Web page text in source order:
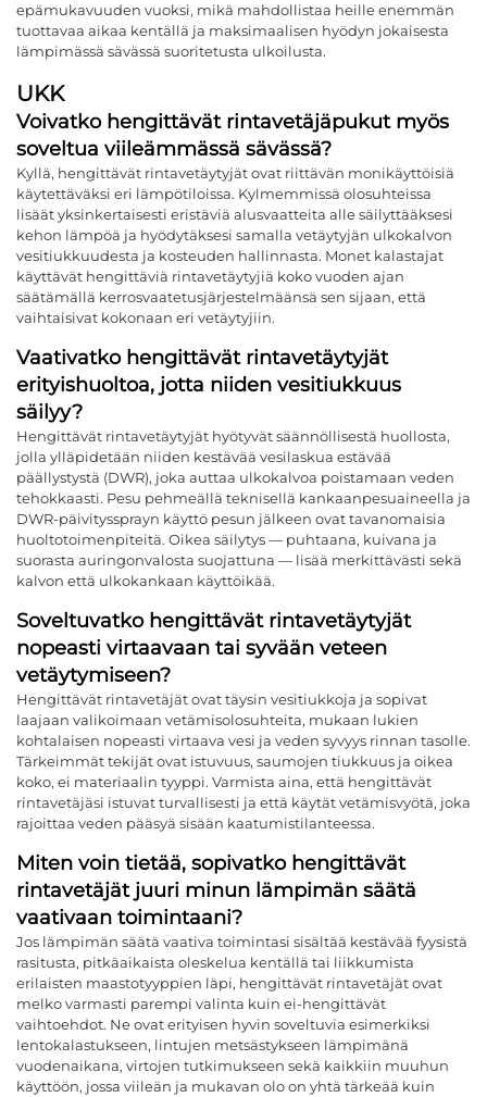
epämukavuuden vuoksi, mikä mahdollistaa heille enemmän
tuottavaa aikaa kentällä ja maksimaalisen hyödyn jokaisesta
lämpimässä sävässä suoritetusta ulkoilusta.
UKK
Voivatko hengittävät rintavetäjäpukut myös
soveltua viileämmässä sävässä?
Kyllä, hengittävät rintavetäytyjät ovat riittävän monikäyttöisiä
käytettäväksi eri lämpötiloissa. Kylmemmissä olosuhteissa
lisäät yksinkertaisesti eristäviä alusvaatteita alle säilyttääksesi
kehon lämpöä ja hyödytäksesi samalla vetäytyjän ulkokalvon
vesitiukkuudesta ja kosteuden hallinnasta. Monet kalastajat
käyttävät hengittäviä rintavetäytyjiä koko vuoden ajan
säätämällä kerrosvaatetusjärjestelmäänsä sen sijaan, että
vaihtaisivat kokonaan eri vetäytyjiin.
Vaativatko hengittävät rintavetäytyjät
erityishuoltoa, jotta niiden vesitiukkuus
säilyy?
Hengittävät rintavetäytyjät hyötyvät säännöllisestä huollosta,
jolla ylläpidetään niiden kestävää vesilaskua estävää
päällystystä (DWR), joka auttaa ulkokalvoa poistamaan veden
tehokkaasti. Pesu pehmeällä teknisellä kankaanpesuaineella ja
DWR-päivityssprayn käyttö pesun jälkeen ovat tavanomaisia
huoltotoimenpiteitä. Oikea säilytys — puhtaana, kuivana ja
suorasta auringonvalosta suojattuna — lisää merkittävästi sekä
kalvon että ulkokankaan käyttöikää.
Soveltuvatko hengittävät rintavetäytyjät
nopeasti virtaavaan tai syvään veteen
vetäytymiseen?
Hengittävät rintavetäjät ovat täysin vesitiukkoja ja sopivat
laajaan valikoimaan vetämisolosuhteita, mukaan lukien
kohtalaisen nopeasti virtaava vesi ja veden syvyys rinnan tasolle.
Tärkeimmät tekijät ovat istuvuus, saumojen tiukkuus ja oikea
koko, ei materiaalin tyyppi. Varmista aina, että hengittävät
rintavetäjäsi istuvat turvallisesti ja että käytät vetämisvyötä, joka
rajoittaa veden pääsyä sisään kaatumistilanteessa.
Miten voin tietää, sopivatko hengittävät
rintavetäjät juuri minun lämpimän säätä
vaativaan toimintaani?
Jos lämpimän säätä vaativa toimintasi sisältää kestävää fyysistä
rasitusta, pitkäaikaista oleskelua kentällä tai liikkumista
erilaisten maastotyyppien läpi, hengittävät rintavetäjät ovat
melko varmasti parempi valinta kuin ei-hengittävät
vaihtoehdot. Ne ovat erityisen hyvin soveltuvia esimerkiksi
lentokalastukseen, lintujen metsästykseen lämpimänä
vuodenaikana, virtojen tutkimukseen sekä kaikkiin muuhun
käyttöön, jossa viileän ja mukavan olo on yhtä tärkeää kuin